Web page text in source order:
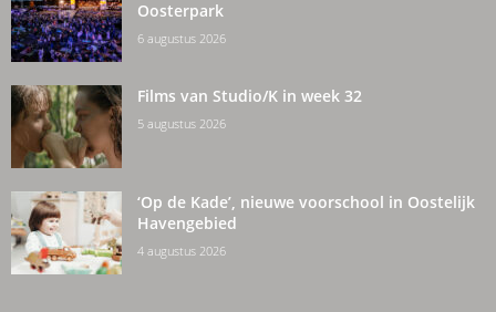
Oosterpark
6 augustus 2026
Films van Studio/K in week 32
5 augustus 2026
‘Op de Kade’, nieuwe voorschool in Oostelijk
Havengebied
4 augustus 2026